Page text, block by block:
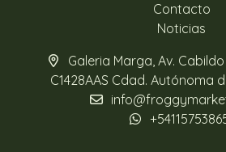
Contacto
Noticias
Galeria Marga, Av. Cabildo
C1428AAS Cdad. Autónoma